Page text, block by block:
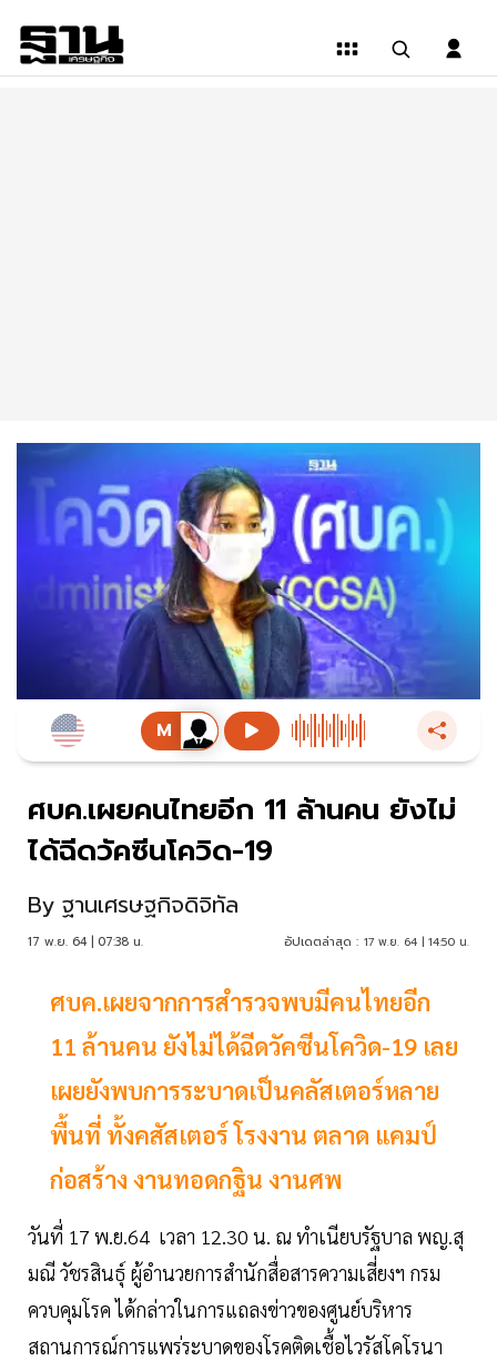
ศบค.เผยคนไทยอีก 11 ล้านคน ยังไม่
ได้ฉีดวัคซีนโควิด-19
By ฐานเศรษฐกิจดิจิทัล
17 พ.ย. 64 | 07:38 น. อัปเดตล่าสุด : 17 พ.ย. 64 | 14:50 น.
ศบค.เผยจากการสำรวจพบมีคนไทยอีก
11 ล้านคน ยังไม่ได้ฉีดวัคซีนโควิด-19 เลย
เผยยังพบการระบาดเป็นคลัสเตอร์หลาย
พื้นที่ ทั้งคสัสเตอร์ โรงงาน ตลาด แคมป์
ก่อสร้าง งานทอดกฐิน งานศพ
วันที่ 17 พ.ย.64 เวลา 12.30 น. ณ ทำเนียบรัฐบาล พญ.สุ
มณี วัชรสินธุ์ ผู้อำนวยการสำนักสื่อสารความเสี่ยงฯ กรม
ควบคุมโรค ได้กล่าวในการแถลงข่าวของศูนย์บริหาร
สถานการณ์การแพร่ระบาดของโรคติดเชื้อไวรัสโคโรนา